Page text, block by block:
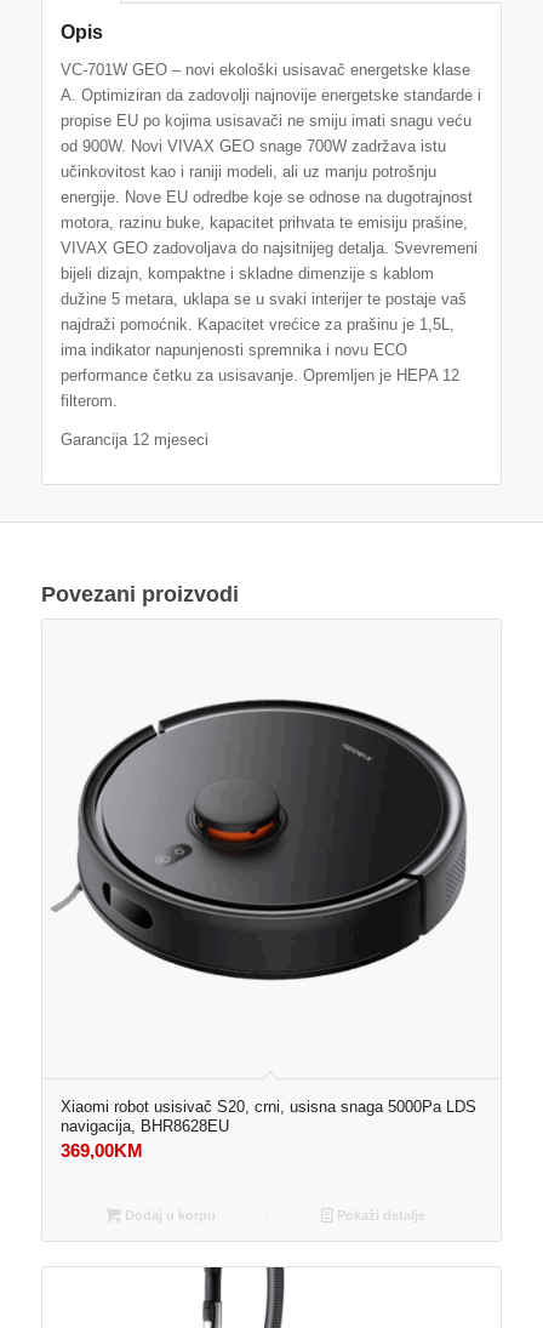
Opis
VC-701W GEO – novi ekološki usisavač energetske klase
A. Optimiziran da zadovolji najnovije energetske standarde i
propise EU po kojima usisavači ne smiju imati snagu veću
od 900W. Novi VIVAX GEO snage 700W zadržava istu
učinkovitost kao i raniji modeli, ali uz manju potrošnju
energije. Nove EU odredbe koje se odnose na dugotrajnost
motora, razinu buke, kapacitet prihvata te emisiju prašine,
VIVAX GEO zadovoljava do najsitnijeg detalja. Svevremeni
bijeli dizajn, kompaktne i skladne dimenzije s kablom
dužine 5 metara, uklapa se u svaki interijer te postaje vaš
najdraži pomoćnik. Kapacitet vrećice za prašinu je 1,5L,
ima indikator napunjenosti spremnika i novu ECO
performance četku za usisavanje. Opremljen je HEPA 12
filterom.
Garancija 12 mjeseci
Povezani proizvodi
Xiaomi robot usisivač S20, crni, usisna snaga 5000Pa LDS
navigacija, BHR8628EU
369,00KM
Dodaj u korpu Pokaži detalje